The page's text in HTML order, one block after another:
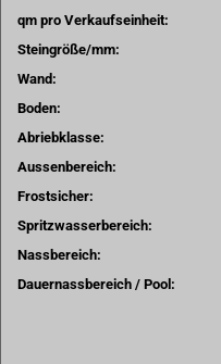
qm pro Verkaufseinheit:
Steingröße/mm:
Wand:
Boden:
Abriebklasse:
Aussenbereich:
Frostsicher:
Spritzwasserbereich:
Nassbereich:
Dauernassbereich / Pool: